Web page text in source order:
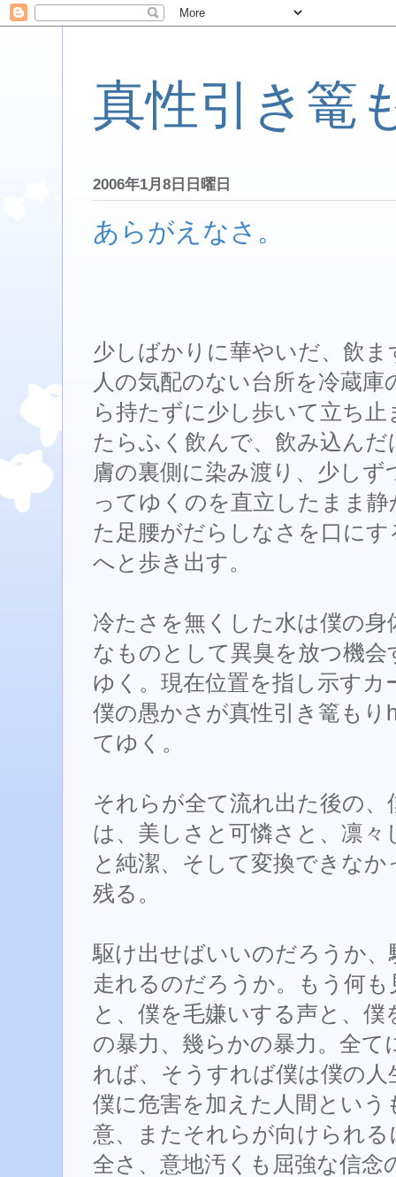
真性引き篭
2006年1月8日日曜日
あらがえなさ。
少しばかりに華やいだ、飲
人の気配のない台所を冷蔵
ら持たずに少し歩いて立ち
たらふく飲んで、飲み込ん
膚の裏側に染み渡り、少し
ってゆくのを直立したまま
た足腰がだらしなさを口に
へと歩き出す。
冷たさを無くした水は僕の
なものとして異臭を放つ機
ゆく。現在位置を指し示す
僕の愚かさが真性引き篭も
てゆく。
それらが全て流れ出た後の
は、美しさと可憐さと、凛
と純潔、そして変換できな
残る。
駆け出せばいいのだろうか
走れるのだろうか。もう何
と、僕を毛嫌いする声と、
の暴力、幾らかの暴力。全
れば、そうすれば僕は僕の
僕に危害を加えた人間という
意、またそれらが向けられ
全さ、意地汚くも屈強な信念